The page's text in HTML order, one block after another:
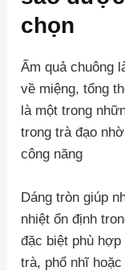
chọn
Ấm quả chuông
về miệng, tổng
là một trong
trong trà đạo
công năng
Dáng tròn giúp
nhiệt ổn định
đặc biệt phù
trà, phổ nhĩ